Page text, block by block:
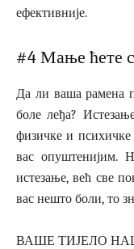
ефективније.
#4 Мање ћете
Да ли ваша рамена
боле леђа?
физичке и
вас опуштенијим.
истезање, већ све
вас нешто боли, то
ВАШЕ ТИЈЕЛО